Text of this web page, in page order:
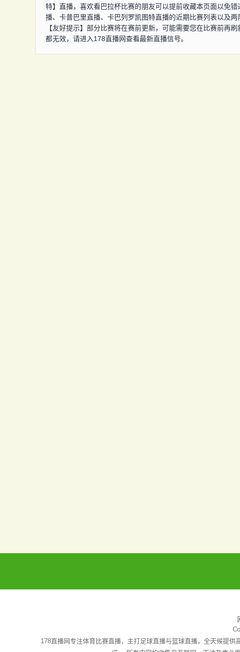
特】直播，喜欢看巴拉杯比赛的朋友可以提前收藏本页面以免
播、卡普巴里直播、卡巴列罗凯图特直播的近期比赛列表以及两
【友好提示】部分比赛将在赛前更新，可能需要您在比赛前再
都无效，请进入178直播网查看最新直播信号。
178直播网专注体育比赛直播，主打足球直播与篮球直播，全天候提